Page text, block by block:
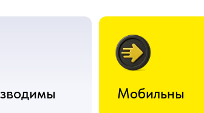
Мобильны